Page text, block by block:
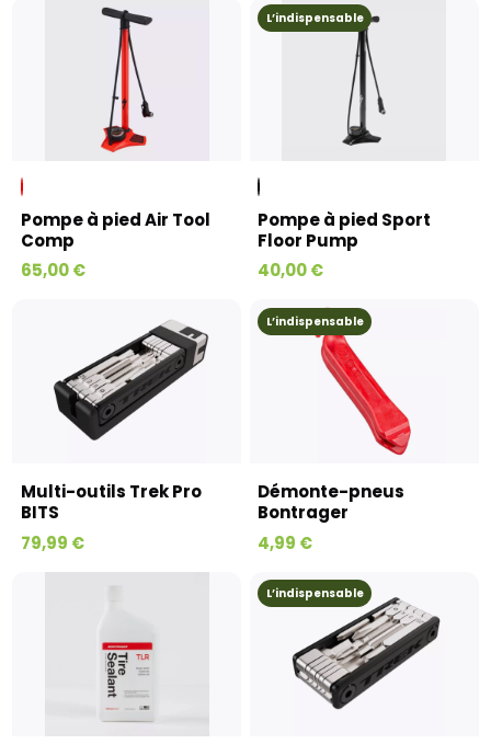
Pompe à pied Air Tool
Comp
65,00 €
L’indispensable
Pompe à pied Sport
Floor Pump
40,00 €
Multi-outils Trek Pro
BITS
79,99 €
L’indispensable
Démonte-pneus
Bontrager
4,99 €
L’indispensable